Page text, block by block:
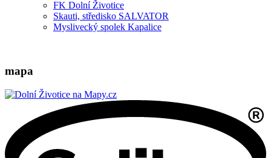
FK Dolní Životice
Skauti, středisko SALVATOR
Myslivecký spolek Kapalice
mapa